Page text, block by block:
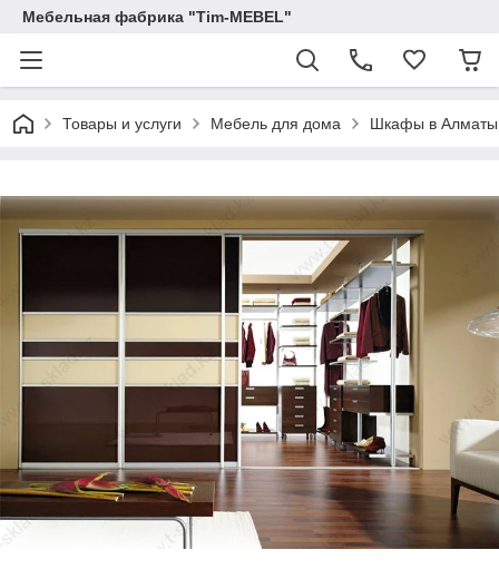
Мебельная фабрика "Tim-MEBEL"
Товары и услуги Мебель для дома Шкафы в Алматы